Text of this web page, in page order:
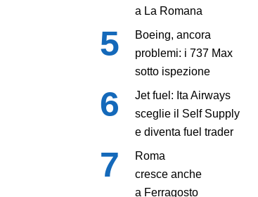
a La Romana
Boeing, ancora
problemi: i 737 Max
sotto ispezione
Jet fuel: Ita Airways
sceglie il Self Supply
e diventa fuel trader
Roma
cresce anche
a Ferragosto